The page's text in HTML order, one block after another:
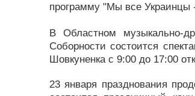
программу "Мы все Украинцы
В Областном музыкально-
Соборности состоится
Шовкуненка с 9:00 до 17:00
23 января празднования